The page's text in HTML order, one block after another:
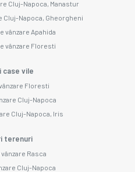
Cluj-Napoca, Manastur
Cluj-Napoca, Gheorgheni
vânzare Apahida
vânzare Floresti
case vile
Floresti
Cluj-Napoca
Cluj-Napoca, Iris
terenuri
Rasca
Cluj-Napoca